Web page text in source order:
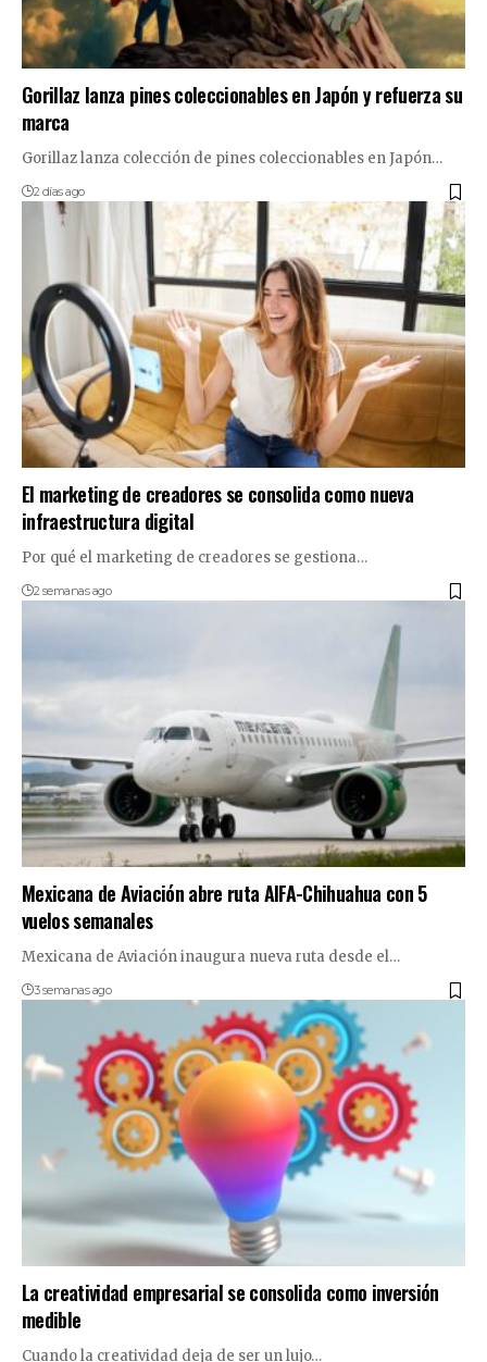
Gorillaz lanza pines coleccionables en Japón y refuerza su
marca
Gorillaz lanza colección de pines coleccionables en Japón…
2 días ago
El marketing de creadores se consolida como nueva
infraestructura digital
Por qué el marketing de creadores se gestiona…
2 semanas ago
Mexicana de Aviación abre ruta AIFA-Chihuahua con 5
vuelos semanales
Mexicana de Aviación inaugura nueva ruta desde el…
3 semanas ago
La creatividad empresarial se consolida como inversión
medible
Cuando la creatividad deja de ser un lujo…